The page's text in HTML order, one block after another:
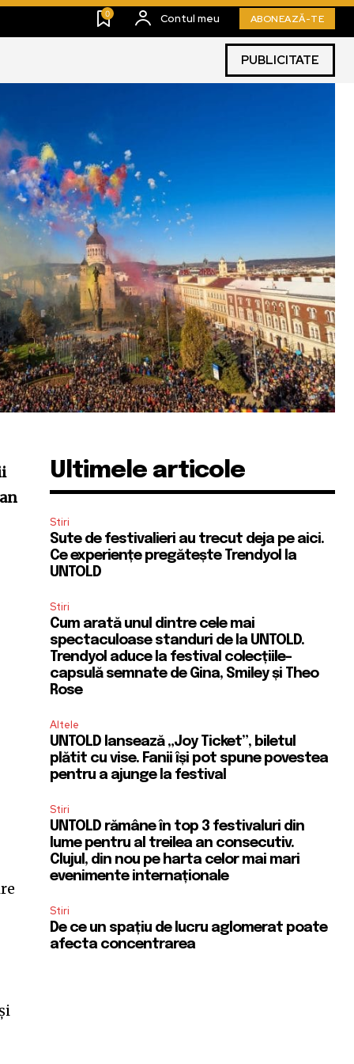
0 Contul meu ABONEAZĂ-TE
PUBLICITATE
Ultimele articole
Stiri
Sute de festivalieri au trecut deja pe aici.
Ce experiențe pregătește Trendyol la
UNTOLD
Stiri
Cum arată unul dintre cele mai
spectaculoase standuri de la UNTOLD.
Trendyol aduce la festival colecțiile-
capsulă semnate de Gina, Smiley și Theo
Rose
Altele
UNTOLD lansează „Joy Ticket”, biletul
plătit cu vise. Fanii își pot spune povestea
pentru a ajunge la festival
Stiri
UNTOLD rămâne în top 3 festivaluri din
lume pentru al treilea an consecutiv.
Clujul, din nou pe harta celor mai mari
evenimente internaționale
Stiri
De ce un spațiu de lucru aglomerat poate
afecta concentrarea